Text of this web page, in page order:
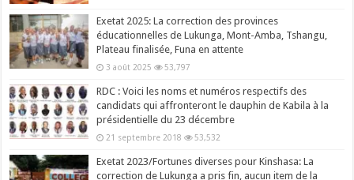
Exetat 2025: La correction des provinces
éducationnelles de Lukunga, Mont-Amba, Tshangu,
Plateau finalisée, Funa en attente
3 août 2025 53,797
RDC : Voici les noms et numéros respectifs des
candidats qui affronteront le dauphin de Kabila à la
présidentielle du 23 décembre
21 septembre 2018 53,532
Exetat 2023/Fortunes diverses pour Kinshasa: La
correction de Lukunga a pris fin, aucun item de la